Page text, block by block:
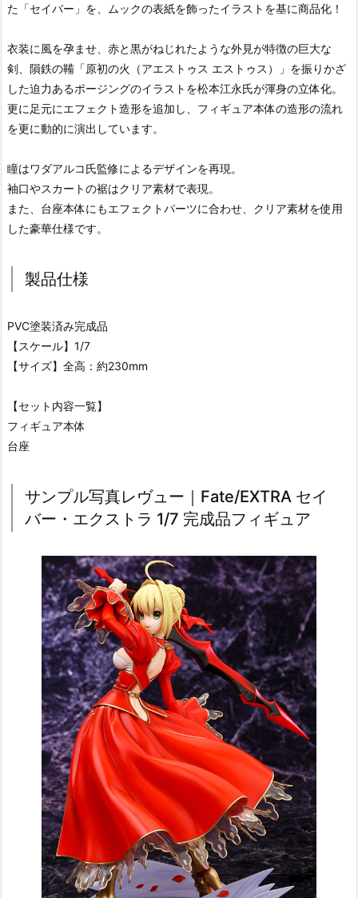
た「セイバー」を、ムックの表紙を飾ったイラストを基に商品化！
衣装に風を孕ませ、赤と黒がねじれたような外見が特徴の巨大な
剣、隕鉄の鞴「原初の火（アエストゥス エストゥス）」を振りかざ
した迫力あるポージングのイラストを松本江永氏が渾身の立体化。
更に足元にエフェクト造形を追加し、フィギュア本体の造形の流れ
を更に動的に演出しています。
瞳はワダアルコ氏監修によるデザインを再現。
袖口やスカートの裾はクリア素材で表現。
また、台座本体にもエフェクトパーツに合わせ、クリア素材を使用
した豪華仕様です。
製品仕様
PVC塗装済み完成品
【スケール】1/7
【サイズ】全高：約230mm
【セット内容一覧】
フィギュア本体
台座
サンプル写真レヴュー｜Fate/EXTRA セイ
バー・エクストラ 1/7 完成品フィギュア